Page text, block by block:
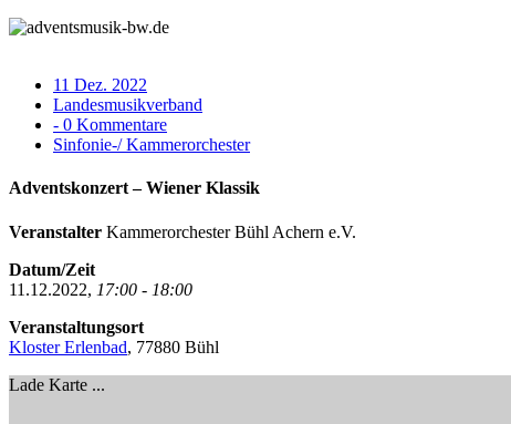
11 Dez. 2022
Landesmusikverband
- 0 Kommentare
Sinfonie-/ Kammerorchester
Adventskonzert – Wiener Klassik
Veranstalter Kammerorchester Bühl Achern e.V.
Datum/Zeit
11.12.2022, 17:00 - 18:00
Veranstaltungsort
Kloster Erlenbad, 77880 Bühl
Lade Karte ...